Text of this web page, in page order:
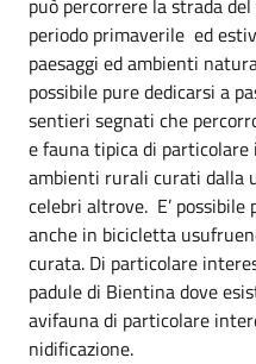
può percorrere la strada
periodo primaverile ed
paesaggi ed ambienti
possibile pure dedicarsi a
sentieri segnati che
e fauna tipica di
ambienti rurali curati dalla
celebri altrove. E’
anche in bicicletta
curata. Di particolare
padule di Bientina dove
avifauna di particolare
nidificazione.